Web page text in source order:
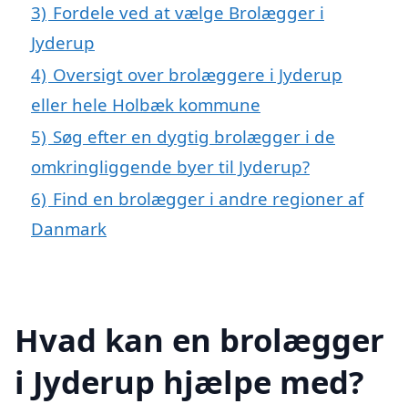
3) Fordele ved at vælge Brolægger i
Jyderup
4) Oversigt over brolæggere i Jyderup
eller hele Holbæk kommune
5) Søg efter en dygtig brolægger i de
omkringliggende byer til Jyderup?
6) Find en brolægger i andre regioner af
Danmark
Hvad kan en brolægger
i Jyderup hjælpe med?